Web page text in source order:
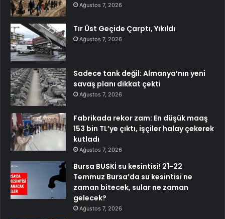
Ağustos 7, 2026
Tır Üst Geçide Çarptı, Yıkıldı
Ağustos 7, 2026
Sadece tank değil: Almanya’nın yeni
savaş planı dikkat çekti
Ağustos 7, 2026
Fabrikada rekor zam: En düşük maaş
153 bin TL’ye çıktı, işçiler halay çekerek
kutladı
Ağustos 7, 2026
Bursa BUSKİ su kesintisi! 21-22
Temmuz Bursa’da su kesintisi ne
zaman bitecek, sular ne zaman
gelecek?
Ağustos 7, 2026